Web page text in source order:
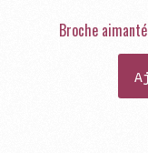
Broche